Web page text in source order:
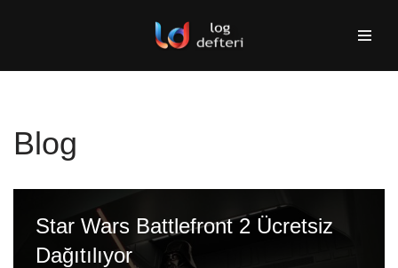
Blog
Star Wars Battlefront 2 Ücretsiz
Dağıtılıyor